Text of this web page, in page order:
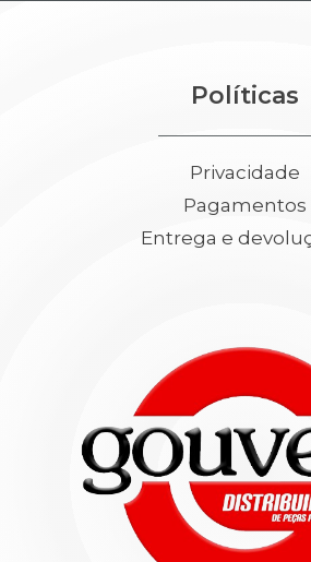
Políticas
Privacidade
Pagamentos
Entrega e